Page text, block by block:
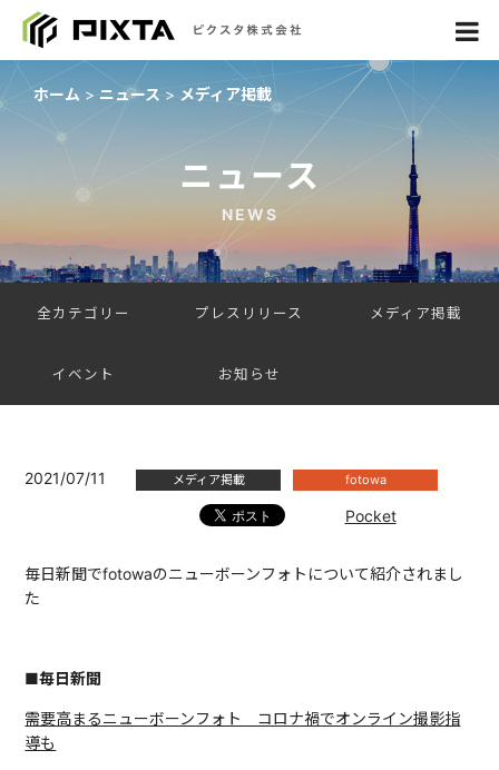
ホーム ニュース メディア掲載
ニュース
NEWS
全カテゴリー プレスリリース メディア掲載
イベント お知らせ
2021/07/11 メディア掲載 fotowa
Pocket
毎日新聞でfotowaのニューボーンフォトについて紹介されまし
た
■毎日新聞
需要高まるニューボーンフォト コロナ禍でオンライン撮影指
導も